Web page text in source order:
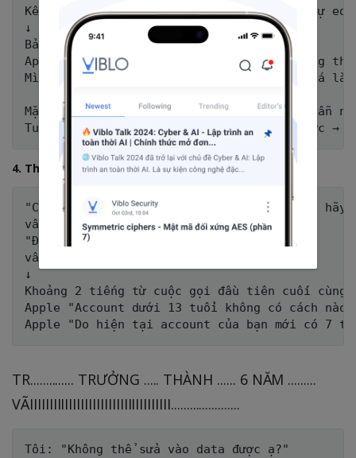
Kết quả , có vẻ như là bạn sẽ không thể tự
↓
Bản thỏa hiệp
Apple: "Phiền bạn cung cấp thông tin chứng
Mình phải trả lời những câu hỏi bí mật khá là
Mặc dù ô nhập vẫn là màu xám nhưng mình vẫn
4. Tha thiết đợi hướng dẫn
"Chúng tôi hiện tại không xử lý được, nên
vẫn không được
"Để chúng tôi liên hệ với chuyên gia ..."
vẫn không được
↓
Khoảng 2 tiếng từ cuộc gọi đầu tiên cuối
Apple "Account dưới 13 tuổi không có cách
TR.............. TRƯỞNG ..... THÀNH ...... 6 NĂM .........
VÃIIIIIIIIIIIIIIIIIIIIIIIIIIIIIIIIIIII......................
Tôi: "Không thể sửa vào data được ạ?"